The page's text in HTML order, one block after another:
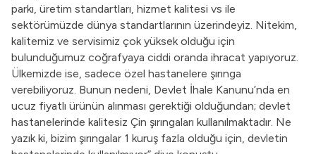
parkı, üretim standartları, hizmet kalitesi vs ile
sektörümüzde dünya standartlarının üzerindeyiz. Nitekim,
kalitemiz ve servisimiz çok yüksek olduğu için
bulunduğumuz coğrafyaya ciddi oranda ihracat yapıyoruz.
Ülkemizde ise, sadece özel hastanelere şırınga
verebiliyoruz. Bunun nedeni, Devlet İhale Kanunu’nda en
ucuz fiyatlı ürünün alınması gerektiği olduğundan; devlet
hastanelerinde kalitesiz Çin şırıngaları kullanılmaktadır. Ne
yazık ki, bizim şırıngalar 1 kuruş fazla olduğu için, devletin